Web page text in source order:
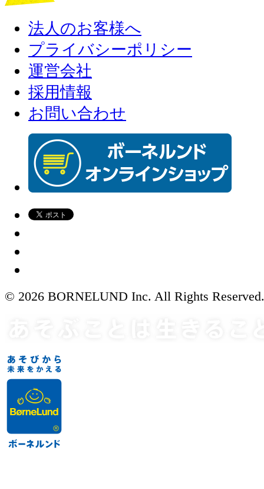
法人のお客様へ
プライバシーポリシー
運営会社
採用情報
お問い合わせ
© 2026 BORNELUND Inc. All Rights Reserved.